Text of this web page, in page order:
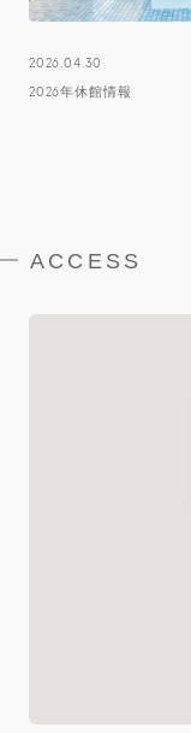
2026.04.30
2026年休館情報
ACCESS